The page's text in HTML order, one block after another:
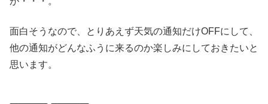
面白そうなので、とりあえず天気の通知だけOFFにして、
他の通知がどんなふうに来るのか楽しみにしておきたいと
思います。